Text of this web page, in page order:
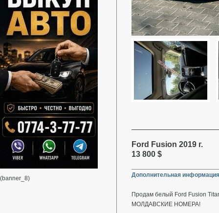
(banner_8)
Ford Fusion 2019 г.
13 800 $
Дополнительная
Продам белый Ford Fusion
МОЛДАВСКИЕ НОМЕРА!